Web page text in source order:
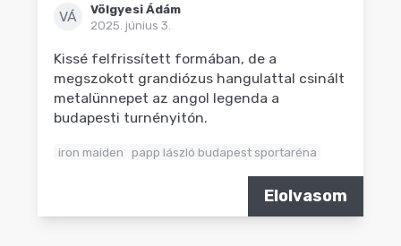
VÁ
Völgyesi Ádám
2025. június 3.
Kissé felfrissített formában, de a
megszokott grandiózus hangulattal csinált
metalünnepet az angol legenda a
budapesti turnényitón.
iron maiden papp lászló budapest sportaréna
Elolvasom